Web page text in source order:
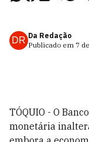
DR Da Redação
Publicado em 7
TÓQUIO - O
monetária